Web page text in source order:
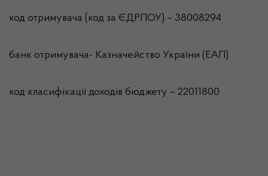
код отримувача (код за ЄДРПОУ) – 38008294
банк отримувача- Казначейство України (ЕАП)
код класифікації доходів бюджету – 22011800